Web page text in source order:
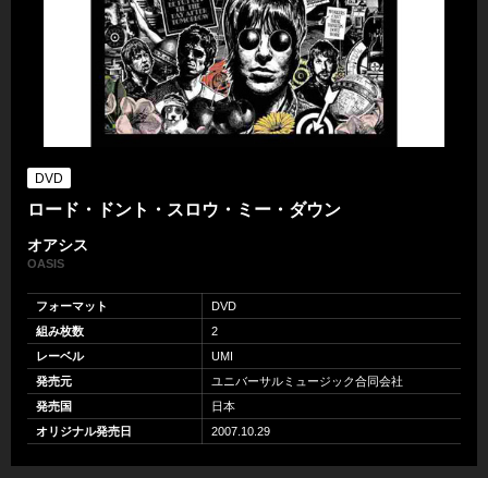
DVD
ロード・ドント・スロウ・ミー・ダウン
オアシス
OASIS
フォーマット
DVD
組み枚数
2
レーベル
UMI
発売元
ユニバーサルミュージック合同会社
発売国
日本
オリジナル発売日
2007.10.29